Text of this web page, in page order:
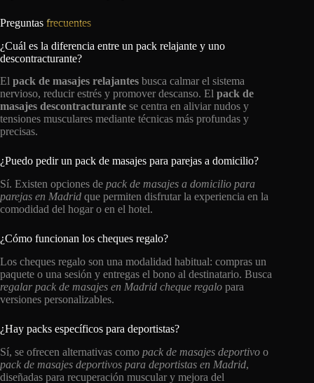
Preguntas frecuentes
¿Cuál es la diferencia entre un pack relajante y uno
descontracturante?
El pack de masajes relajantes busca calmar el sistema
nervioso, reducir estrés y promover descanso. El pack de
masajes descontracturante se centra en aliviar nudos y
tensiones musculares mediante técnicas más profundas y
precisas.
¿Puedo pedir un pack de masajes para parejas a domicilio?
Sí. Existen opciones de pack de masajes a domicilio para
parejas en Madrid que permiten disfrutar la experiencia en la
comodidad del hogar o en el hotel.
¿Cómo funcionan los cheques regalo?
Los cheques regalo son una modalidad habitual: compras un
paquete o una sesión y entregas el bono al destinatario. Busca
regalar pack de masajes en Madrid cheque regalo para
versiones personalizables.
¿Hay packs específicos para deportistas?
Sí, se ofrecen alternativas como pack de masajes deportivo o
pack de masajes deportivos para deportistas en Madrid,
diseñadas para recuperación muscular y mejora del